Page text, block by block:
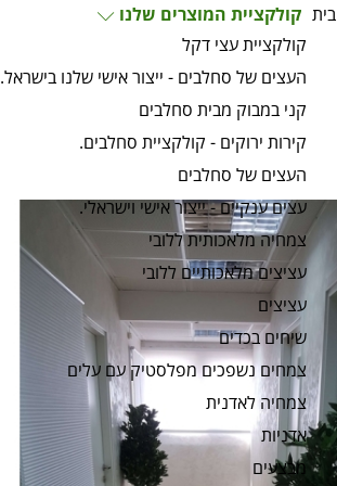
בית קולקציית המוצרים שלנו
קולקציית עצי דקל
העצים של סחלבים - ייצור אישי שלנו בישראל.
קני במבוק מבית סחלבים
קירות ירוקים - קולקציית סחלבים.
העצים של סחלבים
עצים ענקיים - ייצור אישי וישראלי.
צמחיה מלאכותית ללובי
עציצים מלאכותיים ללובי
עציצים
שיחים בכדים
צמחים נשפכים מפלסטיק עם עלים
צמחיה לאדנית
אדניות
מבצעים